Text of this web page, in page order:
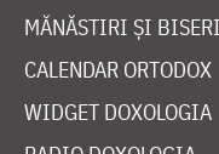
MĂNĂSTIRI ȘI
CALENDAR ORTODOX
WIDGET DOXOLOGIA